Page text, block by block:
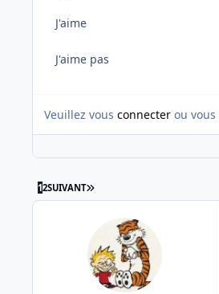
J'aime
J'aime pas
Veuillez vous connecter ou vous
12SUIVANT DERNIÈRE PAGE